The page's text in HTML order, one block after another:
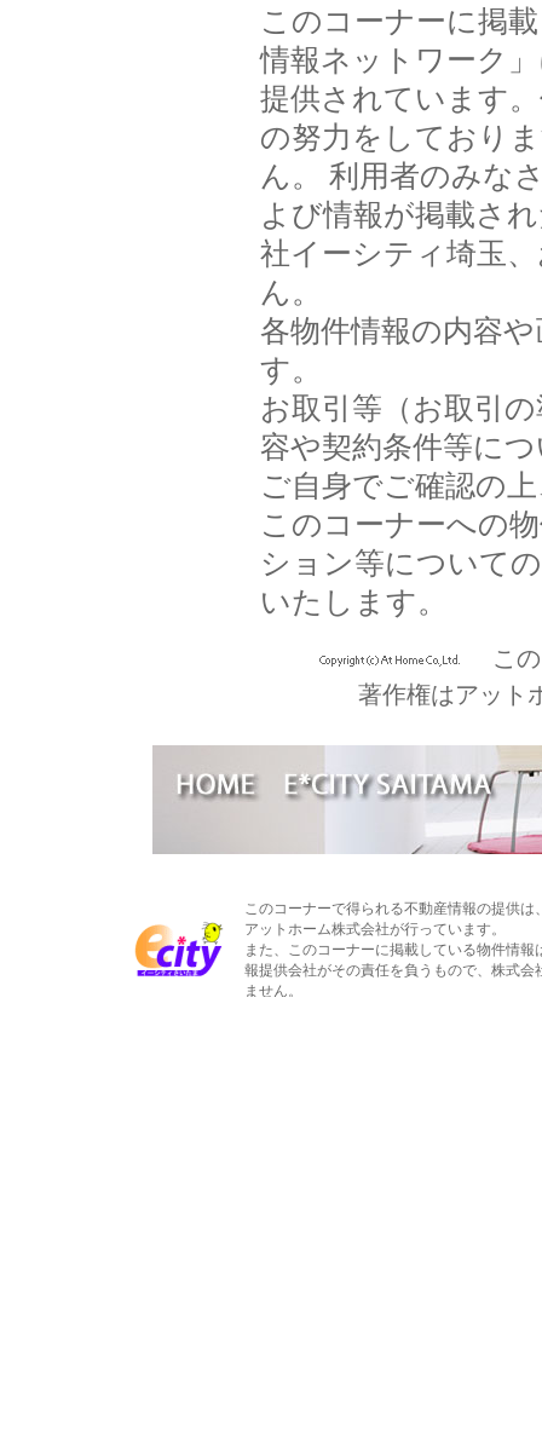
このコーナーに掲
情報ネットワーク
提供されています
の努力をしており
ん。 利用者のみな
よび情報が掲載さ
社イーシティ埼玉
ん。
各物件情報の内容
す。
お取引等（お取引
容や契約条件等に
ご自身でご確認の
このコーナーへの
ション等について
いたします。
こ
著作権はアット